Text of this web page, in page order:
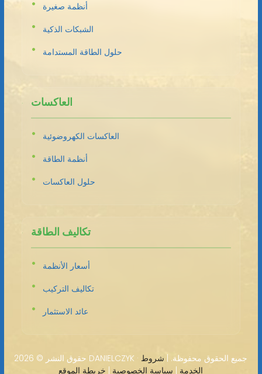
أنظمة صغيرة
الشبكات الذكية
حلول الطاقة المستدامة
العاكسات
العاكسات الكهروضوئية
أنظمة الطاقة
حلول العاكسات
تكاليف الطاقة
أسعار الأنظمة
تكاليف التركيب
عائد الاستثمار
حقوق النشر © 2026 DANIELCZYK · جميع الحقوق محفوظة. | شروط
الخدمة
سياسة الخصوصية خريطة الموقع